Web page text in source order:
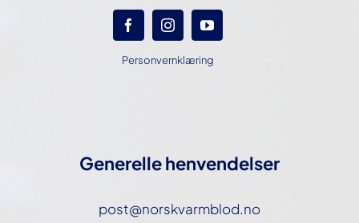
Personvernklæring
Generelle henvendelser
post@norskvarmblod.no